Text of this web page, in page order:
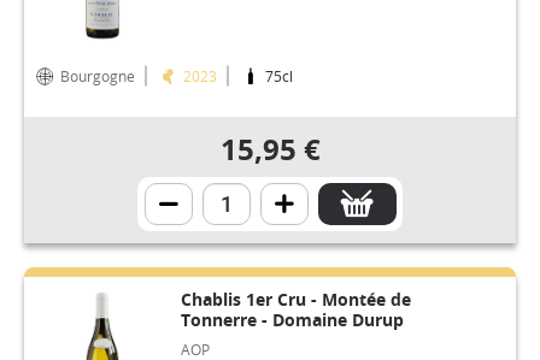
Bourgogne 2023 75cl
15,95 €
Chablis 1er Cru - Montée de
Tonnerre - Domaine Durup
AOP